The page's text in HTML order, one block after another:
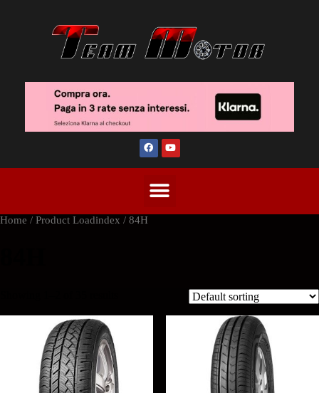
Home / Product Loadindex / 84H